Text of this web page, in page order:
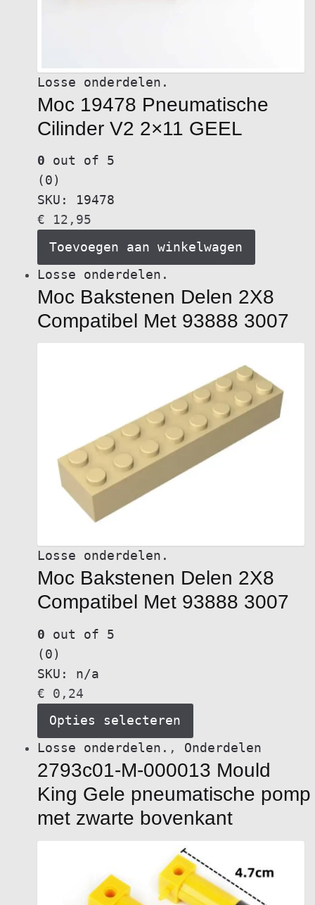
Losse onderdelen.
Moc 19478 Pneumatische
Cilinder V2 2×11 GEEL
0 out of 5
(0)
SKU: 19478
€ 12,95
Toevoegen aan winkelwagen
Losse onderdelen.
Moc Bakstenen Delen 2X8
Compatibel Met 93888 3007
Losse onderdelen.
Moc Bakstenen Delen 2X8
Compatibel Met 93888 3007
0 out of 5
(0)
SKU: n/a
€ 0,24
Opties selecteren
Dit
product
heeft
meerdere
variaties.
Losse onderdelen. , Onderdelen
2793c01-M-000013 Mould
King Gele pneumatische pomp
met zwarte bovenkant